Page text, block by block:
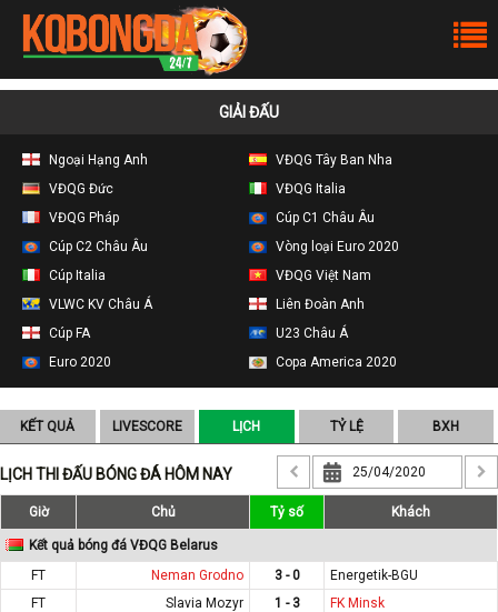
GIẢI ĐẤU
Ngoại Hạng Anh
VĐQG Tây Ban Nha
VĐQG Đức
VĐQG Italia
VĐQG Pháp
Cúp C1 Châu Âu
Cúp C2 Châu Âu
Vòng loại Euro 2020
Cúp Italia
VĐQG Việt Nam
VLWC KV Châu Á
Liên Đoàn Anh
Cúp FA
U23 Châu Á
Euro 2020
Copa America 2020
KẾT QUẢ LIVESCORE LỊCH TỶ LỆ BXH
LỊCH THI ĐẤU BÓNG ĐÁ HÔM NAY
Giờ Chủ Tỷ số Khách
Kết quả bóng đá VĐQG Belarus
FT
Neman Grodno 3 - 0
Energetik-BGU
FT
Slavia Mozyr 1 - 3
FK Minsk